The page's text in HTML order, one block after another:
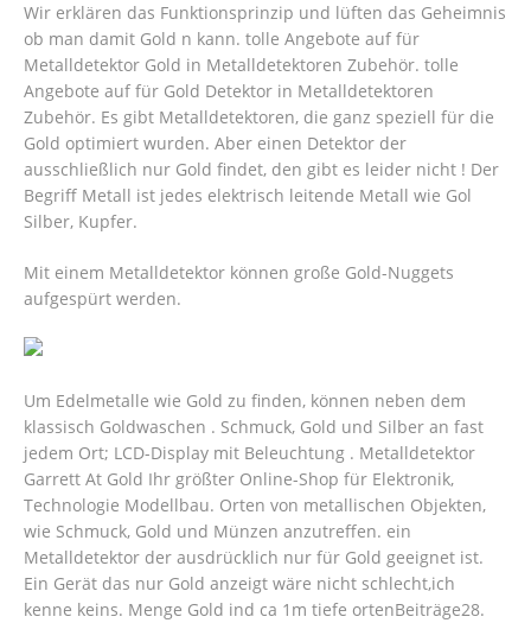
Wir erklären das Funktionsprinzip und lüften das Geheimnis
ob man damit Gold n kann. tolle Angebote auf für
Metalldetektor Gold in Metalldetektoren Zubehör. tolle
Angebote auf für Gold Detektor in Metalldetektoren
Zubehör. Es gibt Metalldetektoren, die ganz speziell für die
Gold optimiert wurden. Aber einen Detektor der
ausschließlich nur Gold findet, den gibt es leider nicht ! Der
Begriff Metall ist jedes elektrisch leitende Metall wie Gol
Silber, Kupfer.
Mit einem Metalldetektor können große Gold-Nuggets
aufgespürt werden.
Um Edelmetalle wie Gold zu finden, können neben dem
klassisch Goldwaschen . Schmuck, Gold und Silber an fast
jedem Ort; LCD-Display mit Beleuchtung . Metalldetektor
Garrett At Gold Ihr größter Online-Shop für Elektronik,
Technologie Modellbau. Orten von metallischen Objekten,
wie Schmuck, Gold und Münzen anzutreffen. ein
Metalldetektor der ausdrücklich nur für Gold geeignet ist.
Ein Gerät das nur Gold anzeigt wäre nicht schlecht,ich
kenne keins. Menge Gold ind ca 1m tiefe ortenBeiträge28.